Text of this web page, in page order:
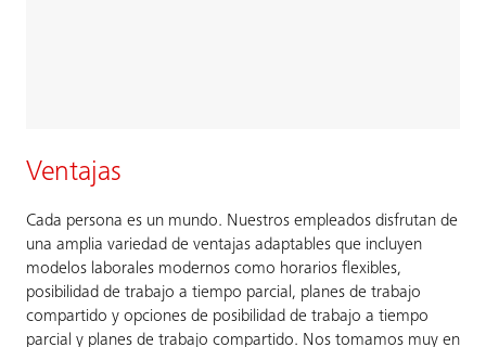
Ventajas
Cada persona es un mundo. Nuestros empleados disfrutan de
una amplia variedad de ventajas adaptables que incluyen
modelos laborales modernos como horarios flexibles,
posibilidad de trabajo a tiempo parcial, planes de trabajo
compartido y opciones de posibilidad de trabajo a tiempo
parcial y planes de trabajo compartido. Nos tomamos muy en